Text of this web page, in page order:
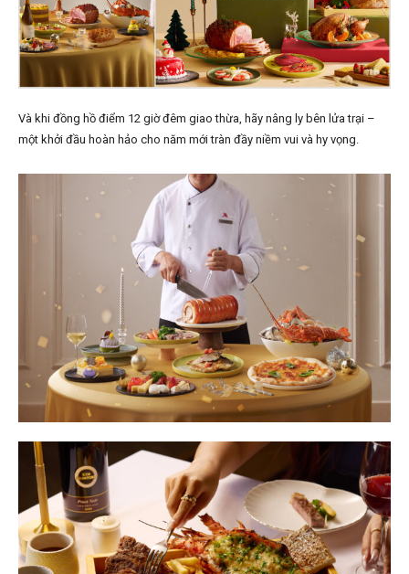
Và khi đồng hồ điểm 12 giờ đêm giao thừa, hãy nâng ly bên lửa trại –
một khởi đầu hoàn hảo cho năm mới tràn đầy niềm vui và hy vọng.